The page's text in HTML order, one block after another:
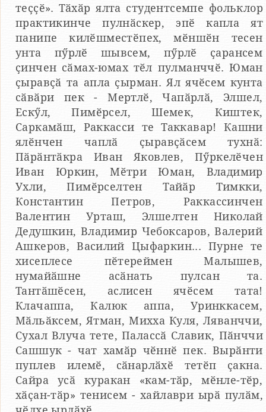
теҫҫӗ». Тӑхӑр ялта студентсемпе фольклор
практикинче пулнӑскер, эпӗ капла ят
панипе килӗшместӗпех, мӗншӗн тесен
унта пӳрлӗ шывсем, пӳрлӗ ҫарансем
ҫинчен сӑмах-юмах тӗл пулманччӗ. Юман
ҫыравҫӑ та апла ҫырман. Ял ячӗсем кунта
сӑвӑри пек - Мертлӗ, Чапӑрлӑ, Элшел,
Ескӳл, Пимӗрсел, Шемек, Киштек,
Саркамӑш, Раккасси те Таккавар! Кашни
ялӗнчен чаплӑ ҫыравҫӑсем тухнӑ:
Пӑрӑнтӑкра Иван Яковлев, Пӳркелӗчен
Иван Юркин, Мӗтри Юман, Владимир
Ухли, Пимӗрселтен Тайӑр Тимкки,
Константин Петров, Раккассинчен
Валентин Урташ, Элшелтен Николай
Дедушкин, Владимир Чебоксаров, Валерий
Ашкеров, Василий Цыфаркин... Пурне те
хисеплесе пӗтереймен Малышев,
нумайӑшне асӑнать пулсан та.
Тантӑшӗсен, аслисен ячӗсем тата!
Клачаппа, Калюк аппа, Уринккасем,
Мӑльӑксем, Ятман, Михха Куля, Ляванччи,
Сухал Влуча тете, Палассӑ Славик, Пӑнччи
Сашшук - чат хамӑр чӗннӗ пек. Вырӑнти
пуплев илемӗ, сӑнарлӑхӗ тетӗп ҫакна.
Сайра усӑ куракан «кам-тӑр, мӗнле-тӗр,
хӑҫан-тӑр» тенисем - хайлаври ырӑ пулӑм,